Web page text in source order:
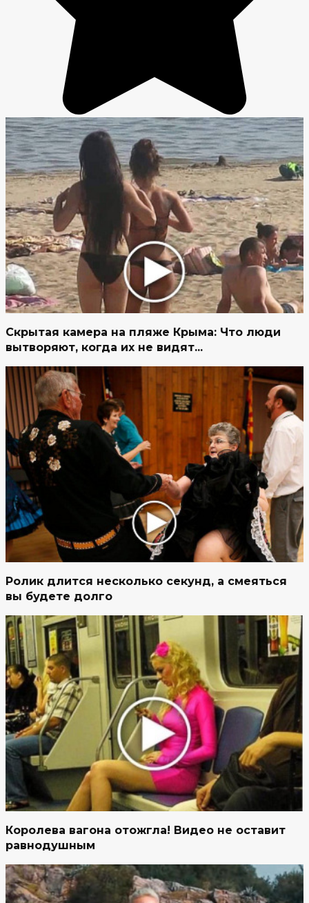
Скрытая камера на пляже Крыма: Что люди
вытворяют, когда их не видят...
Ролик длится несколько секунд, а смеяться
вы будете долго
Королева вагона отожгла! Видео не оставит
равнодушным